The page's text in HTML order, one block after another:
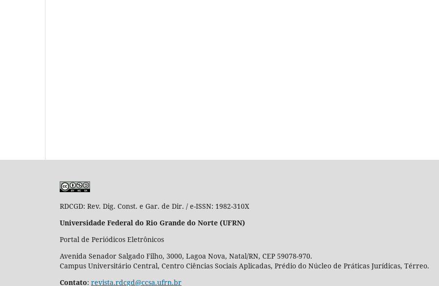
RDCGD: Rev. Dig. Const. e Gar. de Dir. / e-ISSN: 1982-310X
Universidade Federal do Rio Grande do Norte (UFRN)
Portal de Periódicos Eletrônicos
Avenida Senador Salgado Filho, 3000, Lagoa Nova, Natal/RN, CEP 59078-970.
Campus Universitário Central, Centro Ciências Sociais Aplicadas, Prédio do Núcleo de Práticas Jurídicas, Térreo.
Contato: revista.rdcgd@ccsa.ufrn.br